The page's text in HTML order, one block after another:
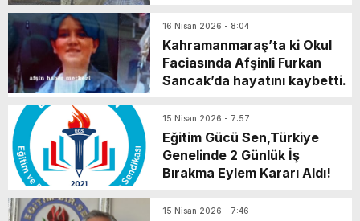
16 Nisan 2026 - 8:04
Kahramanmaraş’ta ki Okul
Faciasında Afşinli Furkan
Sancak’da hayatını kaybetti.
15 Nisan 2026 - 7:57
Eğitim Gücü Sen,Türkiye
Genelinde 2 Günlük İş
Bırakma Eylem Kararı Aldı!
15 Nisan 2026 - 7:46